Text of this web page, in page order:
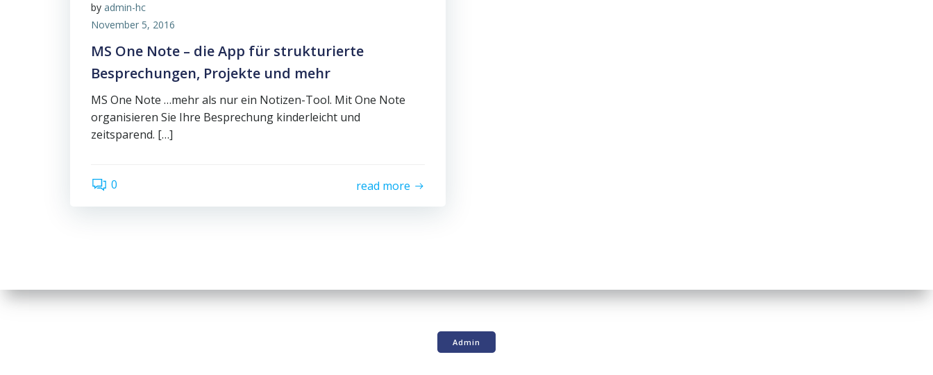
by admin-hc
November 5, 2016
MS One Note – die App für strukturierte
Besprechungen, Projekte und mehr
MS One Note …mehr als nur ein Notizen-Tool. Mit One Note
organisieren Sie Ihre Besprechung kinderleicht und
zeitsparend. […]
0 read more
Admin